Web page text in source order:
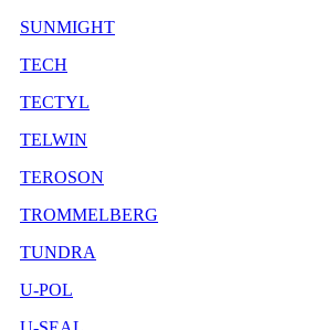
SUNMIGHT
TECH
TECTYL
TELWIN
TEROSON
TROMMELBERG
TUNDRA
U-POL